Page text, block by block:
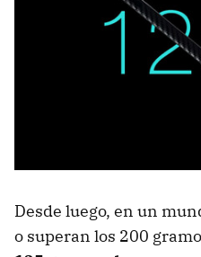
Desde luego, en un
o superan los 200